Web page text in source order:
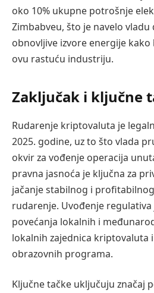
oko 10% ukupne potrošnje
Zimbabveu, što je navelo vladu
obnovljive izvore energije
ovu rastuću industriju.
Zaključak i ključne
Rudarenje kriptovaluta je
2025. godine, uz to što vlada
okvir za vođenje operacija
pravna jasnoća je ključna za
jačanje stabilnog i
rudarenje. Uvođenje
povećanja lokalnih i
lokalnih zajednica kriptovaluta
obrazovnih programa.
Ključne tačke uključuju značaj